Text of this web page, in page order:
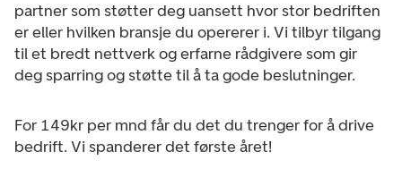
partner som støtter deg uansett hvor stor bedriften
er eller hvilken bransje du opererer i. Vi tilbyr tilgang
til et bredt nettverk og erfarne rådgivere som gir
deg sparring og støtte til å ta gode beslutninger.
For 149kr per mnd får du det du trenger for å drive
bedrift. Vi spanderer det første året!